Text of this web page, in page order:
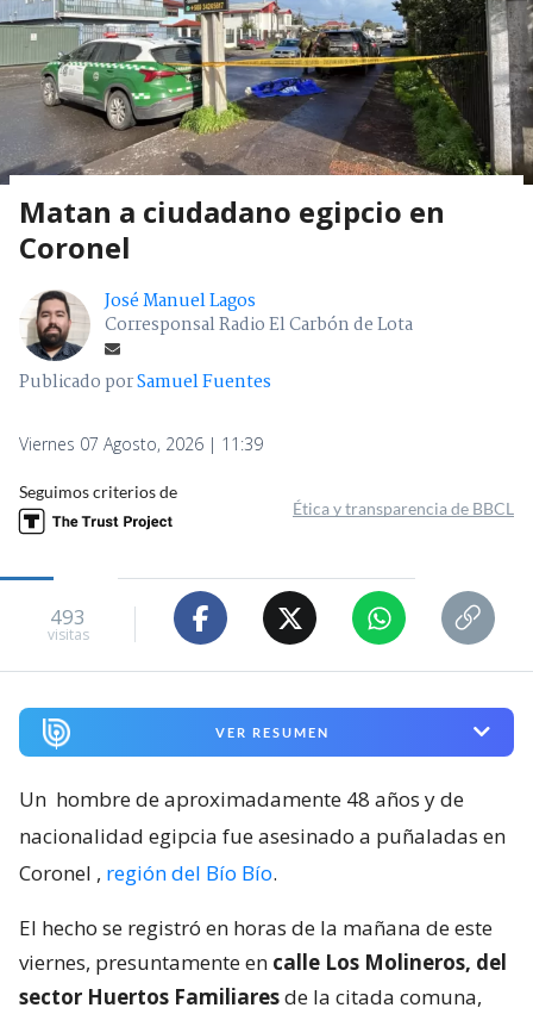
Matan a ciudadano egipcio en
Coronel
José Manuel Lagos
Corresponsal Radio El Carbón de Lota
Publicado porSamuel Fuentes
Viernes 07 Agosto, 2026 | 11:39
Seguimos criterios de
Ética y transparencia de BBCL
493
visitas
VER RESUMEN
Un hombre de aproximadamente 48 años y de
nacionalidad egipcia fue asesinado a puñaladas en
Coronel , región del Bío Bío.
El hecho se registró en horas de la mañana de este
viernes, presuntamente en calle Los Molineros, del
sector Huertos Familiaresde la citada comuna,